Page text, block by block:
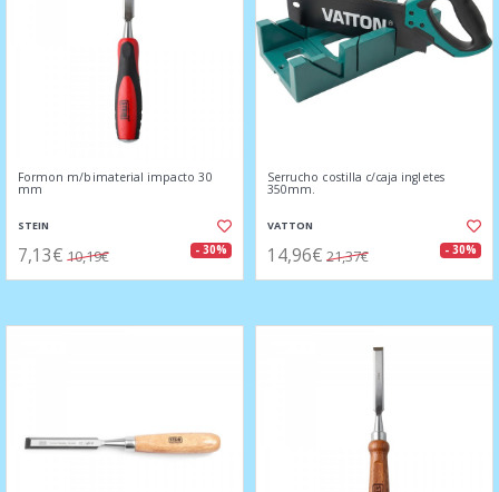
Formon m/bimaterial impacto 30
mm
STEIN
7,13€ 10,19€ - 30%
Serrucho costilla c/caja ingletes
350mm.
VATTON
14,96€ 21,37€ - 30%